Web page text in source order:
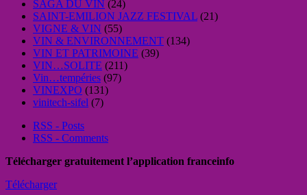
SAGA DU VIN (24)
SAINT-EMILION JAZZ FESTIVAL (21)
VIGNE & VIN (55)
VIN & ENVIRONNEMENT (134)
VIN ET PATRIMOINE (39)
VIN…SOLITE (211)
Vin…tempéries (97)
VINEXPO (131)
vinitech-sifel (7)
RSS - Posts
RSS - Comments
Télécharger gratuitement l’application franceinfo
Télécharger